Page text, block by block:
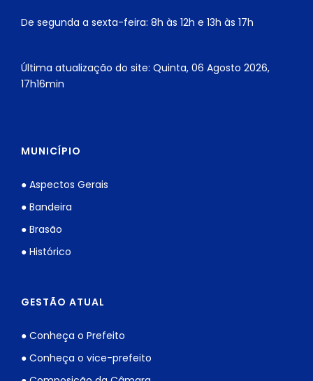
De segunda a sexta-feira: 8h às 12h e 13h às 17h
Última atualização do site: Quinta, 06 Agosto 2026,
17h16min
MUNICÍPIO
● Aspectos Gerais
● Bandeira
● Brasão
● Histórico
GESTÃO ATUAL
● Conheça o Prefeito
● Conheça o vice-prefeito